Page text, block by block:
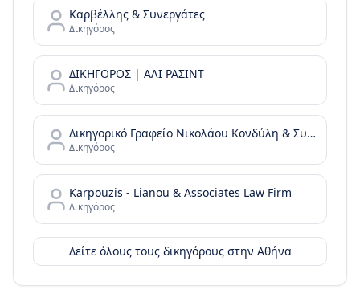
Καρβέλλης & Συνεργάτες
Δικηγόρος
ΔΙΚΗΓΟΡΟΣ | ΑΛΙ ΡΑΣΙΝΤ
Δικηγόρος
Δικηγορικό Γραφείο Νικολάου Κονδύλη & Συνεργατών - N. Kondylis & Partners Law Office
Δικηγόρος
Karpouzis - Lianou & Associates Law Firm
Δικηγόρος
Δείτε όλους τους δικηγόρους στην Αθήνα